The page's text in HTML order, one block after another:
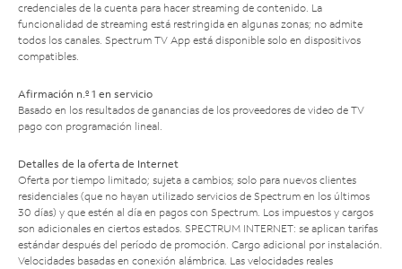
credenciales de la cuenta para hacer streaming de contenido. La
funcionalidad de streaming está restringida en algunas zonas; no admite
todos los canales. Spectrum TV App está disponible solo en dispositivos
compatibles.
Afirmación n.º 1 en servicio
Basado en los resultados de ganancias de los proveedores de video de TV
pago con programación lineal.
Detalles de la oferta de Internet
Oferta por tiempo limitado; sujeta a cambios; solo para nuevos clientes
residenciales (que no hayan utilizado servicios de Spectrum en los últimos
30 días) y que estén al día en pagos con Spectrum. Los impuestos y cargos
son adicionales en ciertos estados. SPECTRUM INTERNET: se aplican tarifas
estándar después del período de promoción. Cargo adicional por instalación.
Velocidades basadas en conexión alámbrica. Las velocidades reales